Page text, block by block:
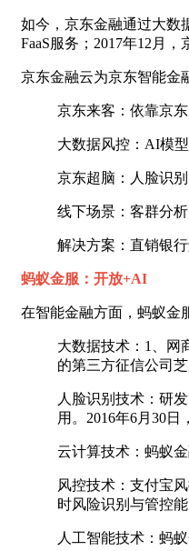
如今，京东金融通过大数
FaaS服务；2017年12月
京东金融云为京东智能金
京东来客：依靠京
大数据风控：AI模
京东超脑：人脸识
线下场景：客群分
解决方案：直销银
蚂蚁金服：开放+AI
在智能金融方面，蚂蚁金
大数据技术：1、网
的第三方征信公司
人脸识别技术：研
用。2016年6月30日
云计算技术：蚂蚁
风控技术：支付宝
时风险识别与管控能
人工智能技术：蚂